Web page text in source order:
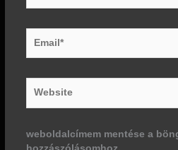
weboldalcímem mentése a